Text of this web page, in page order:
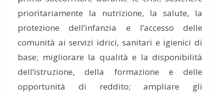
prioritariamente la nutrizione, la salute, la
protezione dell’infanzia e l’accesso delle
comunità ai servizi idrici, sanitari e igienici di
base; migliorare la qualità e la disponibilità
dell’istruzione, della formazione e delle
opportunità di reddito; ampliare gli